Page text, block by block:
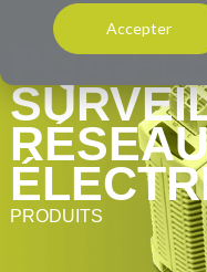
Accepter
PQA-
PRODUITS